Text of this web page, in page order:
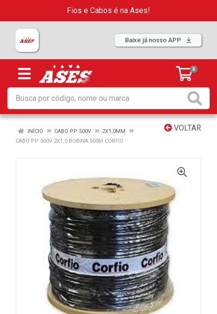
Fios e Cabos é na Ases!
Baixe já nosso APP
0
VOLTAR
INÍCIO CABO PP 500V
2X1,0MM
CABO PP 500V 2X1,0 BOBINA 500M CORFIO